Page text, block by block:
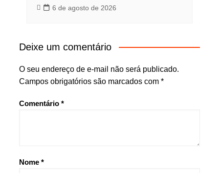
6 de agosto de 2026
Deixe um comentário
O seu endereço de e-mail não será publicado.
Campos obrigatórios são marcados com *
Comentário *
Nome *